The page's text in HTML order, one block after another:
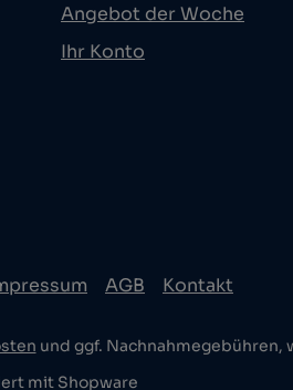
Angebot der Woche
Ihr Konto
AGB Kontakt
und ggf. Nachnahmegebühren,
mit Shopware